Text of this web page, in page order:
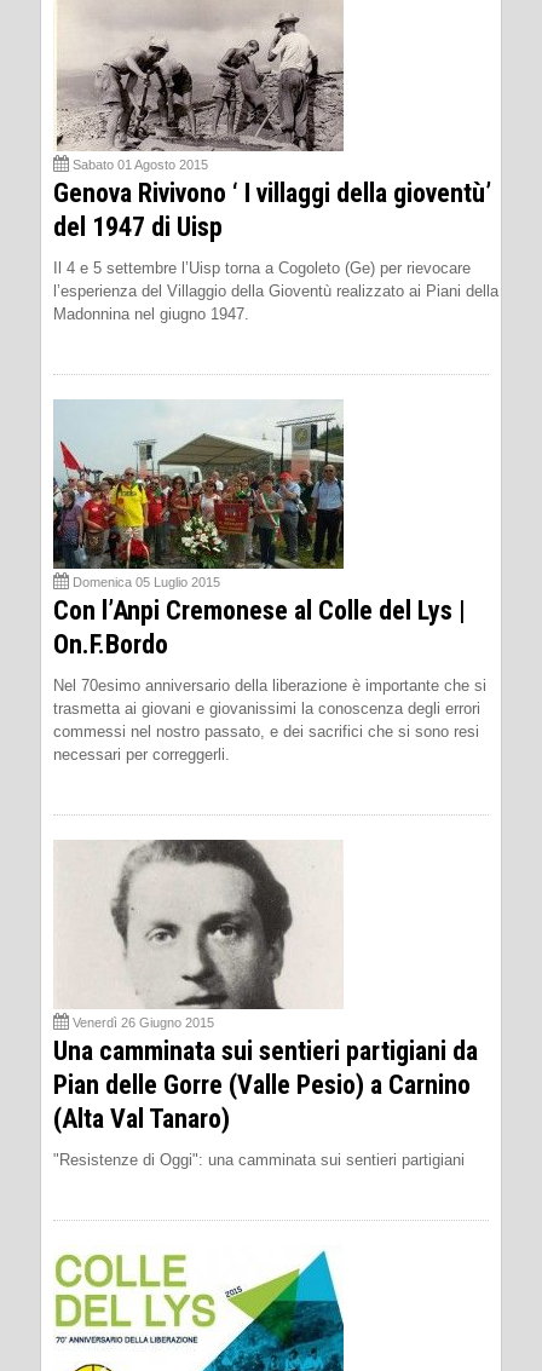
Sabato 01 Agosto 2015
Genova Rivivono ‘ I villaggi della gioventù’
del 1947 di Uisp
Il 4 e 5 settembre l’Uisp torna a Cogoleto (Ge) per rievocare
l’esperienza del Villaggio della Gioventù realizzato ai Piani della
Madonnina nel giugno 1947.
Domenica 05 Luglio 2015
Con l’Anpi Cremonese al Colle del Lys |
On.F.Bordo
Nel 70esimo anniversario della liberazione è importante che si
trasmetta ai giovani e giovanissimi la conoscenza degli errori
commessi nel nostro passato, e dei sacrifici che si sono resi
necessari per correggerli.
Venerdì 26 Giugno 2015
Una camminata sui sentieri partigiani da
Pian delle Gorre (Valle Pesio) a Carnino
(Alta Val Tanaro)
"Resistenze di Oggi": una camminata sui sentieri partigiani